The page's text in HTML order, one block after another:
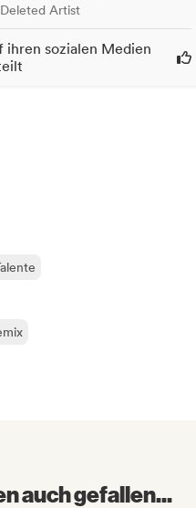
Deleted Artist
ihren sozialen Medien
auch gefallen...